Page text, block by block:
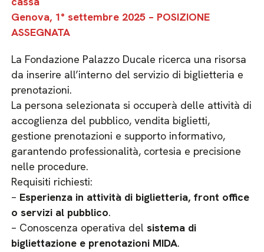
Genova, 1° settembre 2025 – POSIZIONE
ASSEGNATA
La Fondazione Palazzo Ducale ricerca una risorsa
da inserire all’interno del servizio di biglietteria e
prenotazioni.
La persona selezionata si occuperà delle attività di
accoglienza del pubblico, vendita biglietti,
gestione prenotazioni e supporto informativo,
garantendo professionalità, cortesia e precisione
nelle procedure.
Requisiti richiesti:
– Esperienza in attività di biglietteria, front office
o servizi al pubblico.
– Conoscenza operativa delsistema di
bigliettazione e prenotazioni MIDA.